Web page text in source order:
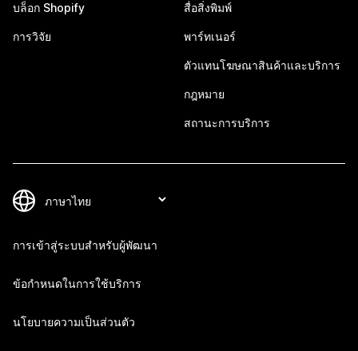
บล็อก Shopify
การวิจัย
สื่อสิ่งพิมพ์
พาร์ทเนอร์
ตัวแทนโฆษณาสินค้าและบริการ
กฎหมาย
สถานะการบริการ
การเข้าสู่ระบบสำหรับผู้พัฒนา
ข้อกำหนดในการใช้บริการ
นโยบายความเป็นส่วนตัว